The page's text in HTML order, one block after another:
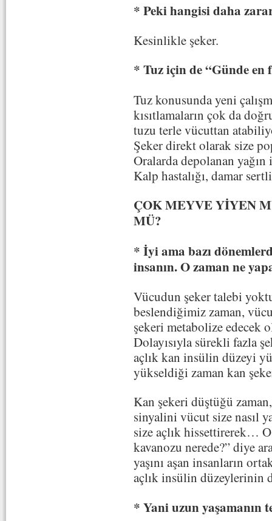
* Peki hangisi daha
Kesinlikle şeker.
* Tuz için de “Günde
Tuz konusunda yeni
kısıtlamaların çok da
tuzu terle vücuttan
Şeker direkt olarak size
Oralarda depolanan
Kalp hastalığı, damar
ÇOK MEYVE YİYEN
MÜ?
* İyi ama bazı
insanın. O zaman ne
Vücudun şeker talebi
beslendiğimiz zaman,
şekeri metabolize edecek
Dolayısıyla sürekli fazla
açlık kan insülin düzeyi
yükseldiği zaman kan
Kan şekeri düştüğü
sinyalini vücut size nasıl
size açlık hissettirerek…
kavanozu nerede?” diye
yaşını aşan insanların
açlık insülin düzeylerinin
* Yani uzun yaşamanın